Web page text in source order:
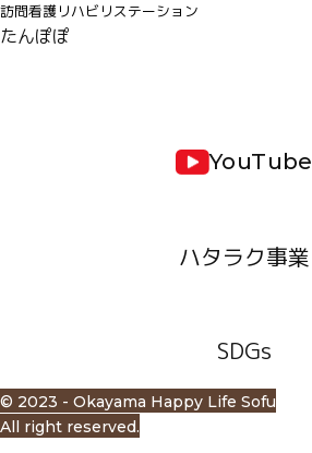
訪問看護リハビリステーション
たんぽぽ
YouTube
ハタラク事業
SDGs
© 2023 - Okayama Happy Life Sofu
All right reserved.